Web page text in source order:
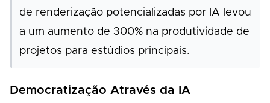
de renderização potencializadas por IA levou
a um aumento de 300% na produtividade de
projetos para estúdios principais.
Democratização Através da IA